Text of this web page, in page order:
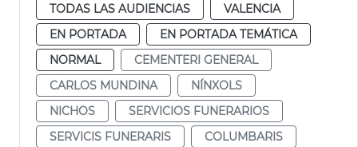
TODAS LAS AUDIENCIAS
VALENCIA
EN PORTADA
EN PORTADA TEMÁTICA
NORMAL
CEMENTERI GENERAL
CARLOS MUNDINA
NÍNXOLS
NICHOS
SERVICIOS FUNERARIOS
SERVICIS FUNERARIS
COLUMBARIS